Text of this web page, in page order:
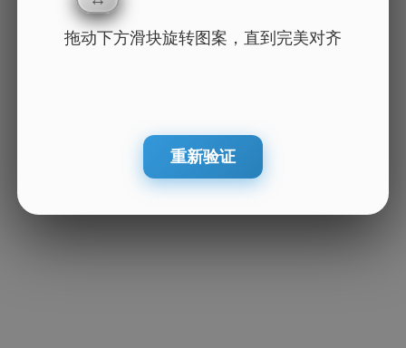
拖动下方滑块旋转图案，直到完美对齐
重新验证